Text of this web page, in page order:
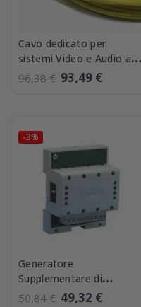
Cavo dedicato per
sistemi Video e Audio a 2
Fili Matassa da 100
CTV1C
96,38 € 93,49 €
-3%
Generatore
Supplementare di
Chiamata Comelit 1153
50,84 € 49,32 €